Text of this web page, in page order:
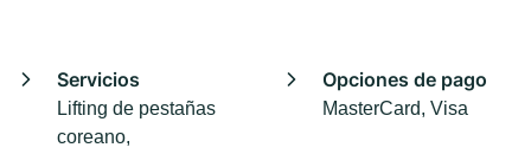
Servicios
Lifting de pestañas
coreano,
Opciones de pago
MasterCard, Visa